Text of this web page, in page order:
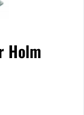
Holm